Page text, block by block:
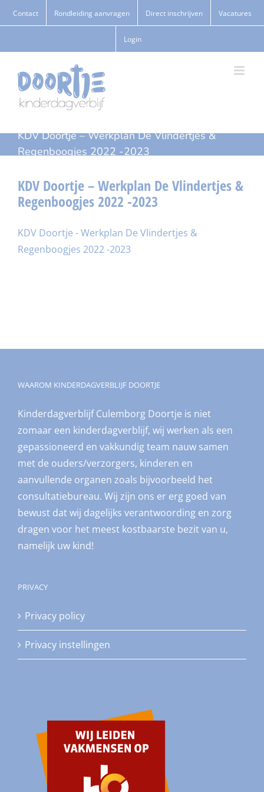
naar
Contact Rondleiding aanvragen Direct inschrijven Vacatures
Login
KDV Doortje – Werkplan De Vlindertjes &
Regenboogjes 2022 -2023
KDV Doortje – Werkplan De Vlindertjes &
Regenboogjes 2022 -2023
KDV Doortje - Werkplan De Vlindertjes &
Regenboogjes 2022 -2023
WAAROM KINDERDAGVERBLIJF DOORTJE
Kinderdagverblijf Culemborg Doortje is niet
zomaar een kinderdagverblijf, wij werken als een
gepassioneerd en vakkundig team nauw samen
met de ouders/verzorgers, kinderen en
aanvullende organen zoals bijvoorbeeld het
consultatiebureau. Wij zijn ons er erg goed van
bewust dat wij dagelijks verantwoording en zorg
dragen voor het meest kostbaarste bezit van u,
namelijk uw kind!
PRIVACY
Privacy policy
Privacy instellingen